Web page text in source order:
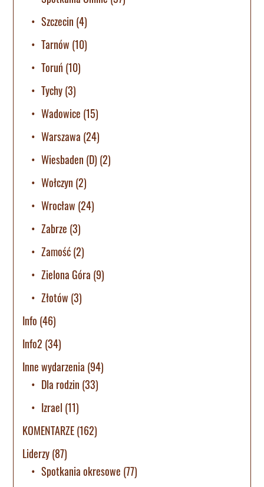
Szczecin (4)
Tarnów (10)
Toruń (10)
Tychy(3)
Wadowice (15)
Warszawa (24)
Wiesbaden (D) (2)
Wołczyn (2)
Wrocław (24)
Zabrze (3)
Zamość(2)
Zielona Góra (9)
Złotów (3)
Info (46)
Info2 (34)
Inne wydarzenia (94)
Dla rodzin (33)
Izrael (11)
KOMENTARZE(162)
Liderzy(87)
Spotkania okresowe (77)